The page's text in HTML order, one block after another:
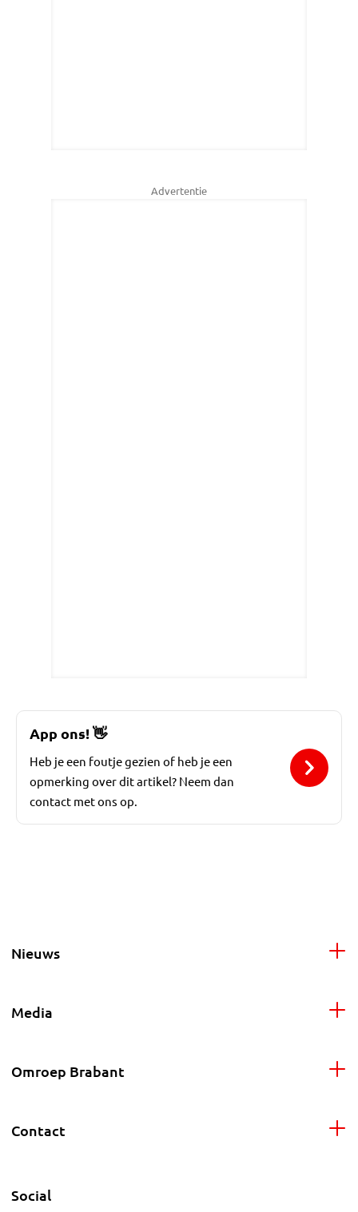
Advertentie
App ons!👋
Heb je een foutje gezien of heb je een
opmerking over dit artikel? Neem dan
contact met ons op.
Nieuws
Media
Omroep Brabant
Contact
Social